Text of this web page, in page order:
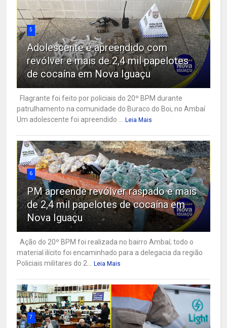
5
Adolescente é apreendido com
revólver e mais de 2,4 mil papelotes
de cocaína em Nova Iguaçu
Flagrante foi feito por policiais do 20º BPM durante
patrulhamento na comunidade do Buraco do Boi, no Ambaí
Um adolescente foi apreendido ...
Leia Mais
6
PM apreende revólver raspado e mais
de 2,4 mil papelotes de cocaína em
Nova Iguaçu
Ação do 20º BPM foi realizada no bairro Ambaí; todo o
material ilícito foi encaminhado para a delegacia da região
Policiais militares do 2...
Leia Mais
7